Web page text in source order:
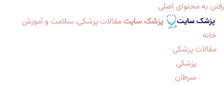
رفتن به محتوای اصلی
پزشک سایت مقالات پزشکی، سلامت و آموزش
خانه
مقالات پزشکی
پزشکی
سرطان